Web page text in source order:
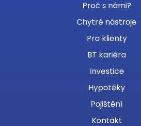
Proč s námi?
Chytré nástroje
Pro klienty
BT kariéra
Investice
Hypotéky
Pojištění
Kontakt